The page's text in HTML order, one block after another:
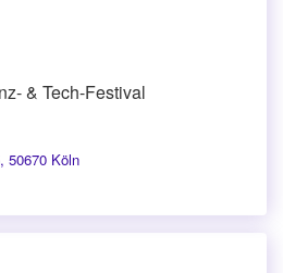
& Tech-Festival
50670 Köln